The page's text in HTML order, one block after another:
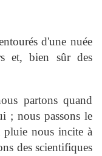
d'une nuée
et, bien sûr des
partons quand
; nous passons le
pluie nous incite à
des scientifiques